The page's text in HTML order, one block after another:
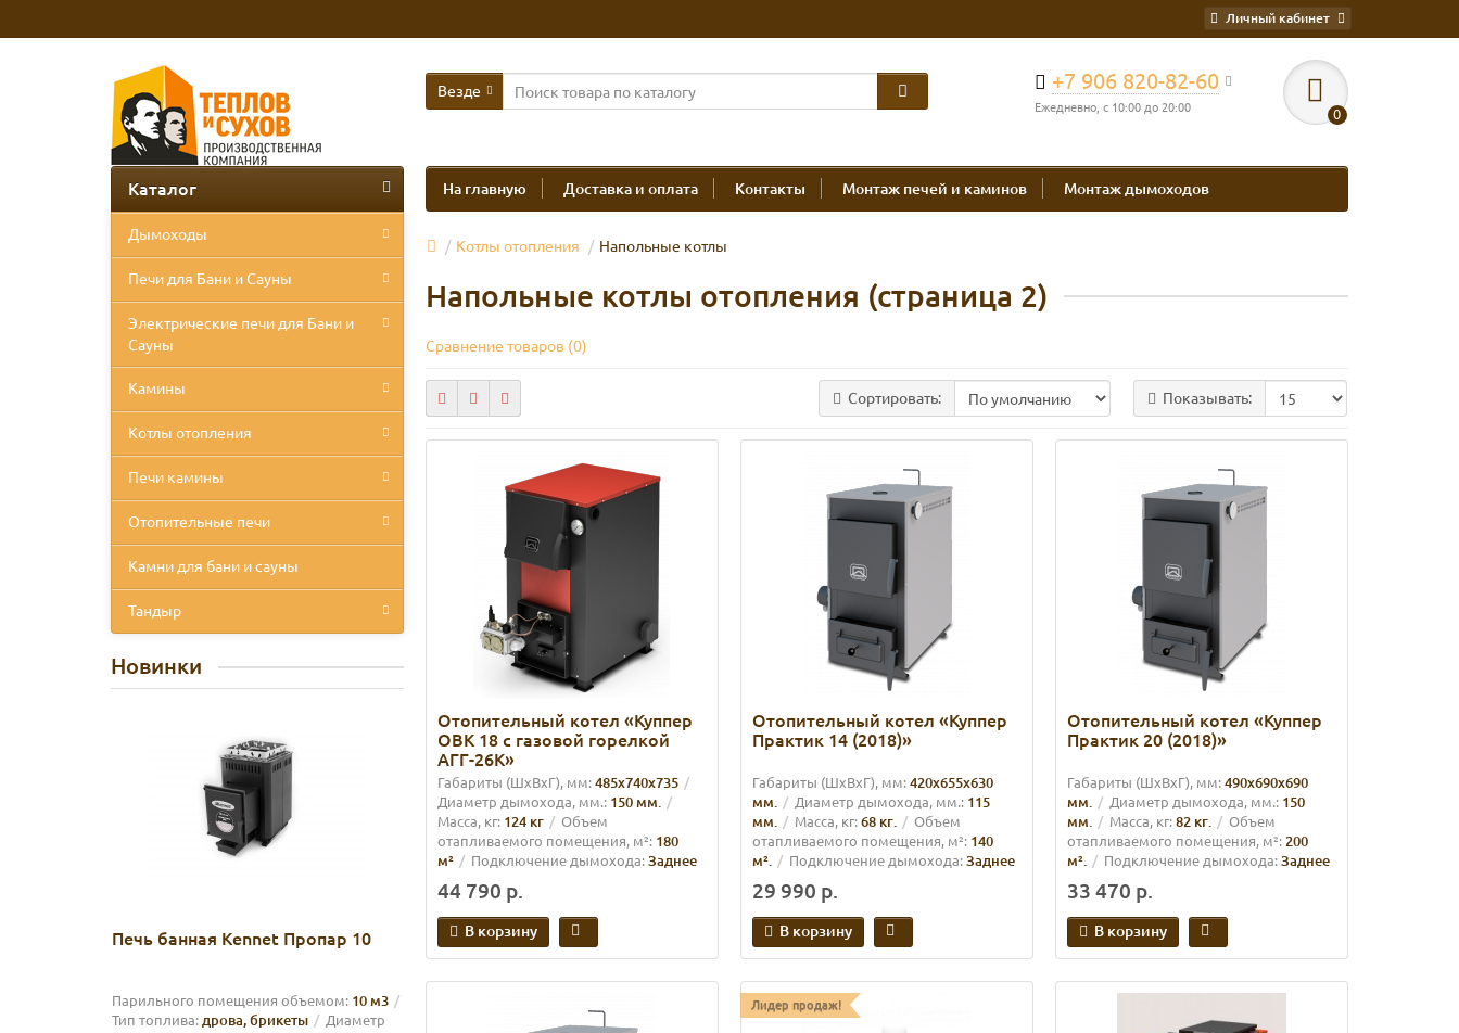
Личный кабинет
+7 906 820-82-60
Ежедневно, с 10:00 до 20:00 0
Везде
На главную Доставка и оплата Контакты Монтаж печей и каминов Монтаж дымоходов
Каталог
Дымоходы
Печи для Бани и Сауны
Электрические печи для Бани и
Сауны
Камины
Котлы отопления
Печи камины
Отопительные печи
Камни для бани и сауны
Тандыр
Котлы отопления Напольные котлы
Новинки
Печь банная Kennet Пропар 10
Парильного помещения объемом: 10 м3
Тип топлива:дрова, брикеты
Диаметр
Напольные котлы отопления (страница 2)
Сравнение товаров (0)
Сортировать: Показывать:
Отопительный котел «Куппер
ОВК 18 с газовой горелкой
АГГ-26К»
Габариты (ШхВхГ), мм:485х740х735
Диаметр дымохода, мм.: 150 мм.
Масса, кг: 124 кг
Объем
отапливаемого помещения, м²: 180
м²
Подключение дымохода:Заднее
44 790 р.
В корзину
Отопительный котел «Куппер
Практик 14 (2018)»
Габариты (ШхВхГ), мм:420х655х630
мм.
Диаметр дымохода, мм.: 115
мм.
Масса, кг:68 кг.
Объем
отапливаемого помещения, м²: 140
м².
Подключение дымохода:Заднее
29 990 р.
В корзину
Отопительный котел «Куппер
Практик 20 (2018)»
Габариты (ШхВхГ), мм:490х690х690
мм.
Диаметр дымохода, мм.: 150
мм.
Масса, кг:82 кг.
Объем
отапливаемого помещения, м²:200
м².
Подключение дымохода:Заднее
33 470 р.
В корзину
Лидер продаж!